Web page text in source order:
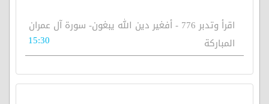
اقرأ وتدبر 776 - أفغير دين الله يبغون- سورة آل عمران
المباركة
15:30